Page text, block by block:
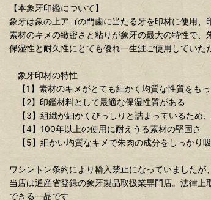
【本象牙印鑑について】
象牙は象の上アゴの門歯に当たる牙を印材に使用、
素材のキメの緻密さと粘りが象牙の最大の特性で、
保湿性と耐久性にとても優れ一生涯ご使用していた
象牙印材の特性
【1】素材のキメがとても細かく均質な性質をも
【2】印鑑材料として最適な保湿性質がある
【3】組織が細かくびっしりと詰まっているため
【4】100年以上の使用に耐えうる素材の堅固さ
【5】細かい均質なキメで朱肉の成分をしっかり
ワシントン条約により輸入禁止になっていました
当店は通産省登録の象牙製品取扱業専門店。法律
できる一品です